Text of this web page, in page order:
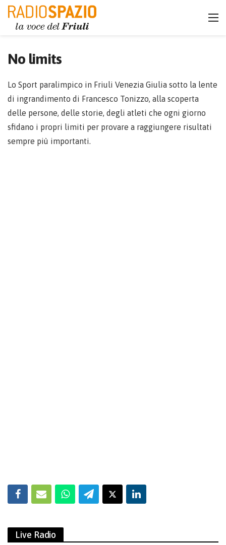
No limits
Lo Sport paralimpico in Friuli Venezia Giulia sotto la lente
di ingrandimento di Francesco Tonizzo, alla scoperta
delle persone, delle storie, degli atleti che ogni giorno
sfidano i propri limiti per provare a raggiungere risultati
sempre più importanti.
Live Radio